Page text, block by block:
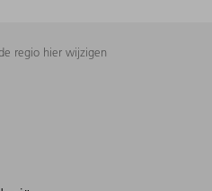
regio hier wijzigen